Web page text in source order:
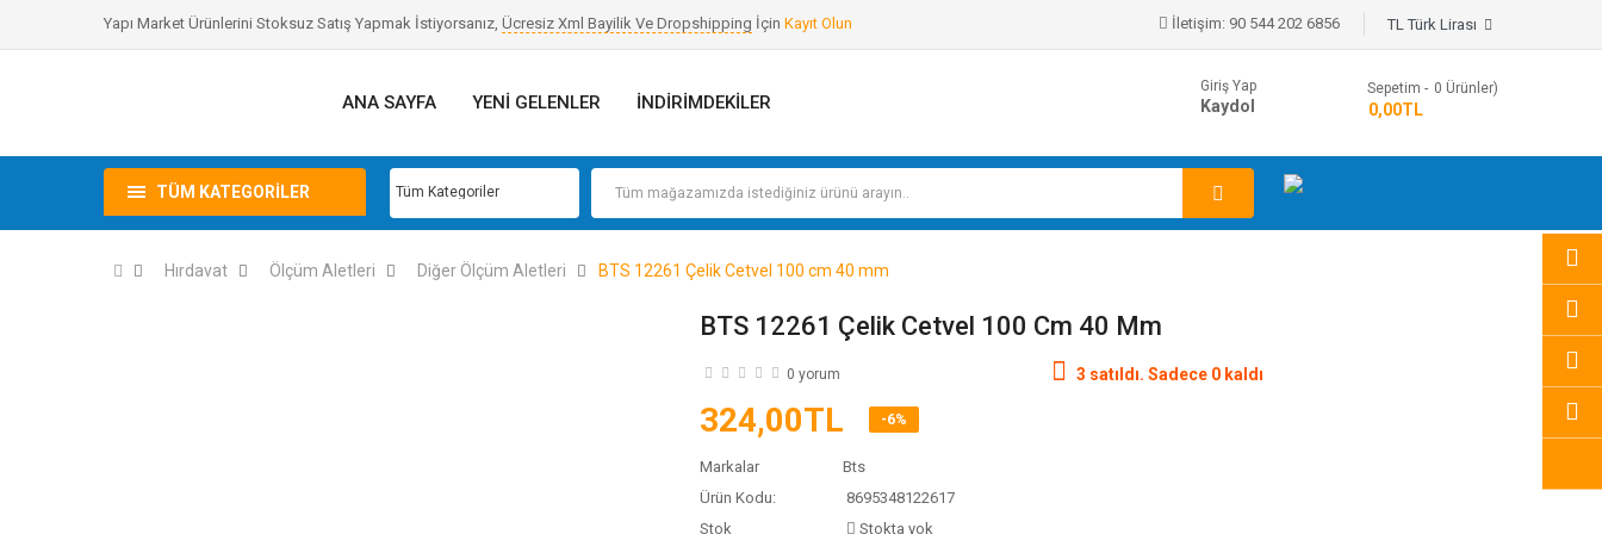
Yapı Market Ürünlerini Stoksuz Satış Yapmak İstiyorsanız, Ücresiz Xml Bayilik Ve Dropshipping İçin Kayıt Olun İletişim: 90 544 202 6856
ANA SAYFA YENI GELENLER İNDIRIMDEKILER
Sepetim 0 Ürünler)
- 0,00TL
Giriş Yap
Kaydol
TÜM KATEGORILER
Hırdavat Ölçüm Aletleri Diğer Ölçüm Aletleri BTS 12261 Çelik Cetvel 100 cm 40 mm
BTS 12261 Çelik Cetvel 100 Cm 40 Mm
0 yorum 3 satıldı. Sadece 0 kaldı
324,00TL -6%
Markalar
Bts
Ürün Kodu:
8695348122617
Stok
Stokta yok
GALVANIZ FITTINGS
HAVA TABANCALARI
HIRDAVAT MALZEMELERI
HOBBY BOYALAR
İÇ CEPHE BOYASI
İLK YARDIM LEVHALARI
İNŞAAT EL ALETLERI